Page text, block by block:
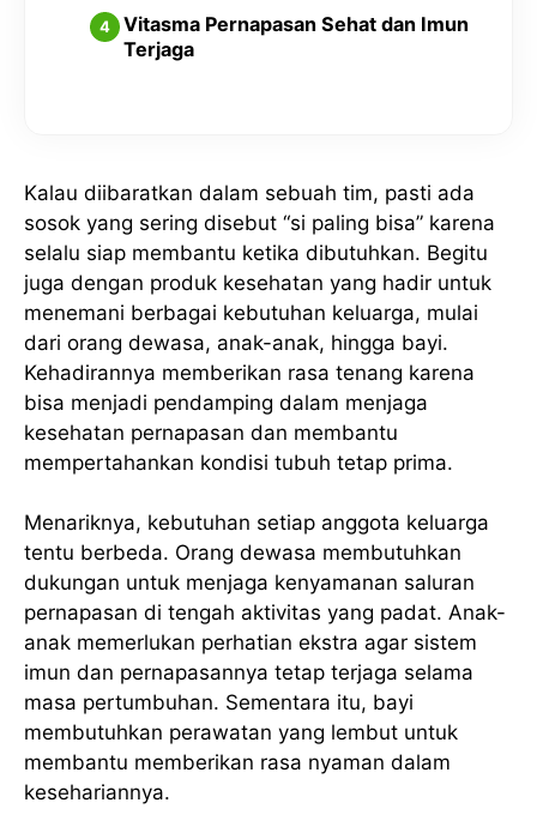
Vitasma Pernapasan Sehat dan Imun
Terjaga
Kalau diibaratkan dalam sebuah tim, pasti ada
sosok yang sering disebut “si paling bisa” karena
selalu siap membantu ketika dibutuhkan. Begitu
juga dengan produk kesehatan yang hadir untuk
menemani berbagai kebutuhan keluarga, mulai
dari orang dewasa, anak-anak, hingga bayi.
Kehadirannya memberikan rasa tenang karena
bisa menjadi pendamping dalam menjaga
kesehatan pernapasan dan membantu
mempertahankan kondisi tubuh tetap prima.
Menariknya, kebutuhan setiap anggota keluarga
tentu berbeda. Orang dewasa membutuhkan
dukungan untuk menjaga kenyamanan saluran
pernapasan di tengah aktivitas yang padat. Anak-
anak memerlukan perhatian ekstra agar sistem
imun dan pernapasannya tetap terjaga selama
masa pertumbuhan. Sementara itu, bayi
membutuhkan perawatan yang lembut untuk
membantu memberikan rasa nyaman dalam
kesehariannya.